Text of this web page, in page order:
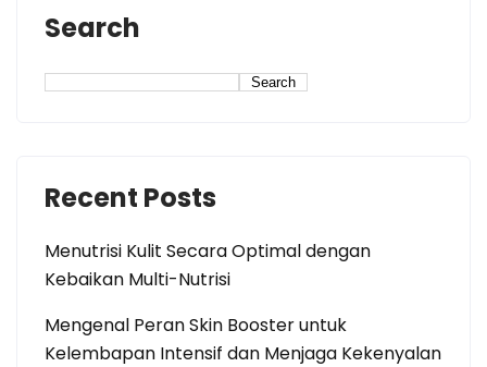
Search
Search
Recent Posts
Menutrisi Kulit Secara Optimal dengan
Kebaikan Multi-Nutrisi
Mengenal Peran Skin Booster untuk
Kelembapan Intensif dan Menjaga Kekenyalan